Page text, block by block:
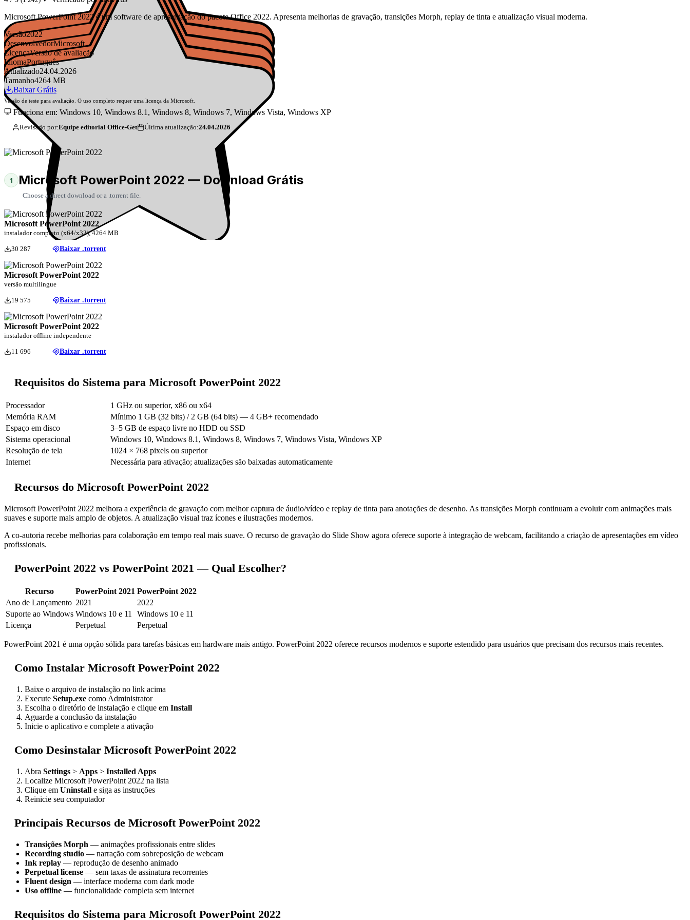
Microsoft PowerPoint 2022 é um software de apresentação do pacote Office 2022. Apresenta melhorias de gravação, transições Morph, replay de tinta e atualização visual moderna.
Versão2022
DesenvolvedorMicrosoft
LicençaVersão de avaliação
IdiomaPortuguês
Atualizado24.04.2026
Tamanho4264 MB
Baixar Grátis
Versão de teste para avaliação. O uso completo requer uma licença da Microsoft.
Funciona em: Windows 10, Windows 8.1, Windows 8, Windows 7, Windows Vista, Windows XP
Revisado por:Equipe editorial Office-Get Última atualização:24.04.2026
1 Microsoft PowerPoint 2022 — Download Grátis
Choose a direct download or a .torrent file.
Microsoft PowerPoint 2022
instalador completo (x64/x32), 4264 MB
30 287 Baixar .torrent
Microsoft PowerPoint 2022
versão multilíngue
19 575 Baixar .torrent
Microsoft PowerPoint 2022
instalador offline independente
11 696 Baixar .torrent
Requisitos do Sistema para Microsoft PowerPoint 2022
Processador
1 GHz ou superior, x86 ou x64
Memória RAM
Mínimo 1 GB (32 bits) / 2 GB (64 bits) — 4 GB+ recomendado
Espaço em disco
3–5 GB de espaço livre no HDD ou SSD
Sistema operacional
Windows 10, Windows 8.1, Windows 8, Windows 7, Windows Vista, Windows XP
Resolução de tela
1024 × 768 pixels ou superior
Internet
Necessária para ativação; atualizações são baixadas automaticamente
Recursos do Microsoft PowerPoint 2022
Microsoft PowerPoint 2022 melhora a experiência de gravação com melhor captura de áudio/vídeo e replay de tinta para anotações de desenho. As transições Morph continuam a evoluir com animações mais
suaves e suporte mais amplo de objetos. A atualização visual traz ícones e ilustrações modernos.
A co-autoria recebe melhorias para colaboração em tempo real mais suave. O recurso de gravação do Slide Show agora oferece suporte à integração de webcam, facilitando a criação de apresentações em vídeo
profissionais.
PowerPoint 2022 vs PowerPoint 2021 — Qual Escolher?
Recurso PowerPoint 2021 PowerPoint 2022
Ano de Lançamento 2021
2022
Suporte ao Windows Windows 10 e 11
Windows 10 e 11
Licença
Perpetual Perpetual
PowerPoint 2021 é uma opção sólida para tarefas básicas em hardware mais antigo. PowerPoint 2022 oferece recursos modernos e suporte estendido para usuários que precisam dos recursos mais recentes.
Como Instalar Microsoft PowerPoint 2022
Baixe o arquivo de instalação no link acima
Execute Setup.exe como Administrator
Escolha o diretório de instalação e clique em Install
Aguarde a conclusão da instalação
Inicie o aplicativo e complete a ativação
Como Desinstalar Microsoft PowerPoint 2022
Abra Settings > Apps > Installed Apps
Localize Microsoft PowerPoint 2022 na lista
Clique em Uninstall e siga as instruções
Reinicie seu computador
Principais Recursos de Microsoft PowerPoint 2022
Transições Morph — animações profissionais entre slides
Recording studio — narração com sobreposição de webcam
Ink replay — reprodução de desenho animado
Perpetual license — sem taxas de assinatura recorrentes
Fluent design — interface moderna com dark mode
Uso offline — funcionalidade completa sem internet
Requisitos do Sistema para Microsoft PowerPoint 2022